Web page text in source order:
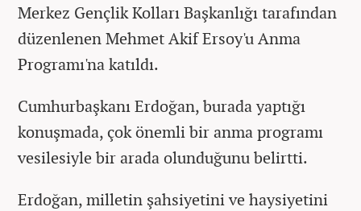
Merkez Gençlik Kolları Başkanlığı tarafından
düzenlenen Mehmet Akif Ersoy'u Anma
Programı'na katıldı.
Cumhurbaşkanı Erdoğan, burada yaptığı
konuşmada, çok önemli bir anma programı
vesilesiyle bir arada olunduğunu belirtti.
Erdoğan, milletin şahsiyetini ve haysiyetini